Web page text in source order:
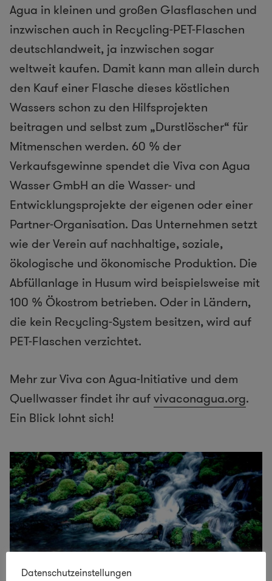
Agua in kleinen und großen Glasflaschen und
inzwischen auch in Recycling-PET-Flaschen
deutschlandweit, ja inzwischen sogar
weltweit kaufen. Damit kann man allein durch
den Kauf einer Flasche dieses köstlichen
Wassers schon zu den Hilfsprojekten
beitragen und selbst zum „Durstlöscher“ für
Mitmenschen werden. 60 % der
Verkaufsgewinne spendet die Viva con Agua
Wasser GmbH an die Wasser- und
Entwicklungsprojekte der eigenen oder einer
Partner-Organisation. Das Unternehmen setzt
wie der Verein auf nachhaltige, soziale,
ökologische und ökonomische Produktion. Die
Abfüllanlage in Husum wird beispielsweise mit
100 % Ökostrom betrieben. Oder in Ländern,
die kein Recycling-System besitzen, wird auf
PET-Flaschen verzichtet.
Mehr zur Viva con Agua-Initiative und dem
Quellwasser findet ihr aufvivaconagua.org.
Ein Blick lohnt sich!
Datenschutzeinstellungen